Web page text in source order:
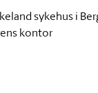
sykehus i
kontor